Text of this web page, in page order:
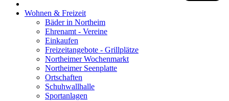
Wohnen & Freizeit
Bäder in Northeim
Ehrenamt - Vereine
Einkaufen
Freizeitangebote - Grillplätze
Northeimer Wochenmarkt
Northeimer Seenplatte
Ortschaften
Schuhwallhalle
Sportanlagen